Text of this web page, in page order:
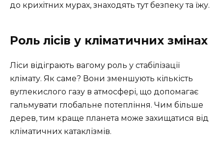
до крихітних мурах, знаходять тут безпеку та їжу.
Роль лісів у кліматичних змінах
Ліси відіграють вагому роль у стабілізації
клімату. Як саме? Вони зменшують кількість
вуглекислого газу в атмосфері, що допомагає
гальмувати глобальне потепління. Чим більше
дерев, тим краще планета може захищатися від
кліматичних катаклізмів.